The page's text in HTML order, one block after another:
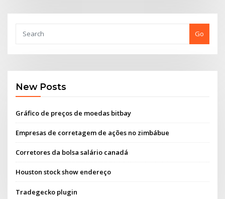
Go
New Posts
Gráfico de preços de moedas bitbay
Empresas de corretagem de ações no zimbábue
Corretores da bolsa salário canadá
Houston stock show endereço
Tradegecko plugin